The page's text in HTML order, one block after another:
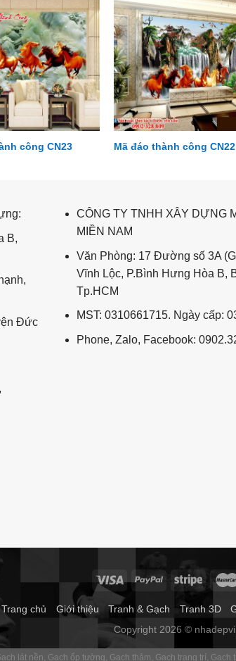
công CN23 Mã đáo thành công CN22
B,
Đức
CÔNG TY TNHH XÂY DỰNG
MIỀN NAM
Văn Phòng: 17 Đường số 3A
Vĩnh Lộc, P.Bình Hưng Hòa B,
Tp.HCM
MST: 0310661715. Ngày cấp:
Phone, Zalo, Facebook:
Trang chủ Giới thiệu Tranh & Gạch Tranh 3D
Copyright 2026 ©
lát nền Gạch ốp tường Gạch thảm Gạch trang trí Gạch